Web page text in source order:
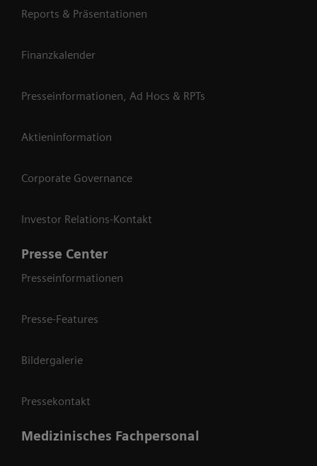
Reports & Präsentationen
Finanzkalender
Presseinformationen, Ad Hocs & RPTs
Aktieninformation
Corporate Governance
Investor Relations-Kontakt
Presse Center
Presseinformationen
Presse-Features
Bildergalerie
Pressekontakt
Medizinisches Fachpersonal